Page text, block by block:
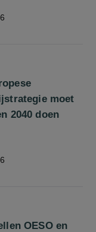
moet
2040 doen
OESO en